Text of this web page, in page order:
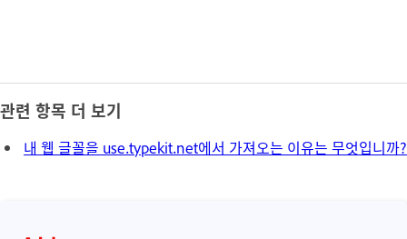
관련 항목 더 보기
내 웹 글꼴을 use.typekit.net에서 가져오는 이유는 무엇입니까?